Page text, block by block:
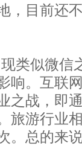
，目前还
类似微信
响。互联
之战，即
旅游行业
。总的来